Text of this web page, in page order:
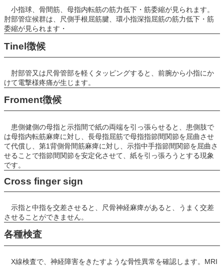
小指球、骨間筋、母指内転筋の筋力低下・筋委縮が見られます。
肘部管症候群は、尺側手根屈筋腱、環小指深指屈筋の筋力低下・筋
委縮が見られます・
Tinel徴候
肘部管又は尺骨管部を軽くタッピングすると、前腕から小指にか
けて電撃様疼痛が生じます。
Froment徴候
患側健側の母指と示指間で紙の両端を引っ張らせると、患側肢で
は母指内転筋麻痺に対し、長母指屈筋で母指指節間関節を屈曲させ
て代償し、第1背側骨間筋麻痺に対し、示指中手指節間関節を屈曲さ
せることで指節間関節を安定化させて、紙を引っ張ろうとする現象
です。
Cross finger sign
示指と中指を交差させると、尺骨神経麻痺があると、うまく交差
させることができません。
各種検査
X線検査で、神経障害をきたすような骨性異常を確認します。MRI